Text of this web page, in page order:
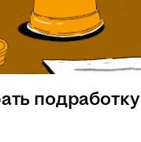
подработку